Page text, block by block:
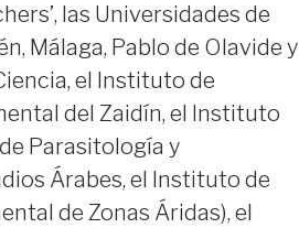
las Universidades de
Málaga, Pablo de Olavide y
el Instituto de
del Zaidín, el Instituto
Parasitología y
Árabes, el Instituto de
de Zonas Áridas), el